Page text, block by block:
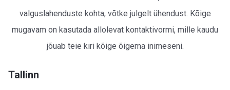
valguslahenduste kohta, võtke julgelt ühendust. Kõige
mugavam on kasutada allolevat kontaktivormi, mille kaudu
jõuab teie kiri kõige õigema inimeseni.
Tallinn